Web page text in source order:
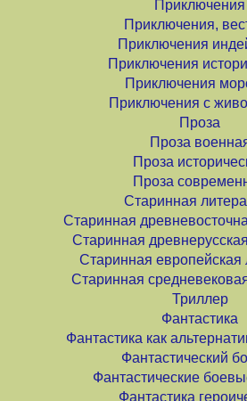
Приключения
Приключения,
Приключения
Приключения
Приключения
Приключения с
Проза
Проза
Проза
Проза
Старинная
Старинная
Старинная
Старинная европейская
Старинная
Триллер
Фантастика
Фантастика как
Фантастический
Фантастические
Фантастика